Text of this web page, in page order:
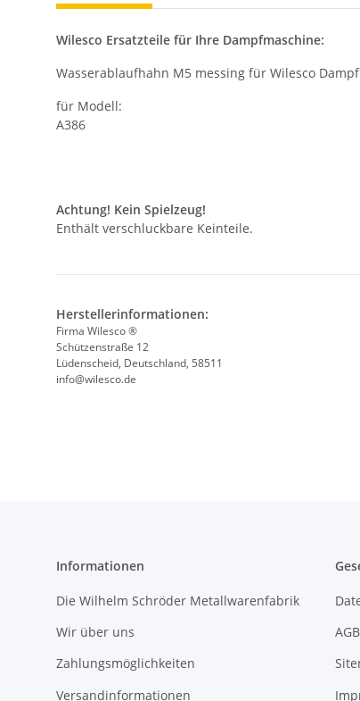
Wilesco Ersatzteile für Ihre Dampfmaschine:
Wasserablaufhahn M5 messing für Wilesco
für Modell:
A386
Achtung! Kein Spielzeug!
Enthält verschluckbare Keinteile.
Herstellerinformationen:
Firma Wilesco ®
Schützenstraße 12
Lüdenscheid, Deutschland, 58511
info@wilesco.de
Informationen
Die Wilhelm Schröder Metallwarenfabrik
Wir über uns
Zahlungsmöglichkeiten
Versandinformationen
AGB